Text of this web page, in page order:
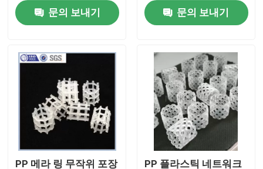
품질 관리
저희와 연락
인용 을 요청 하십시오
PSA 분자체
분자 시트 제올라이트
문의 보내기
문의 보내기
PP 메라 링 무작위 포장 PP 플라스틱 네트워크